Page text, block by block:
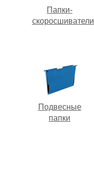
Папки-
скоросшиватели
Подвесные
папки